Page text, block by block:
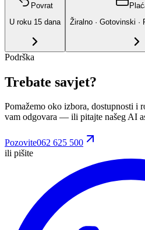
Povrat
U roku 15 dana
Žiralno · Gotovinski ·
Podrška
Trebate savjet?
Pomažemo oko izbora, dostupnosti i
vam odgovara — ili pitajte našeg AI
Pozovite062 625 500
ili pišite